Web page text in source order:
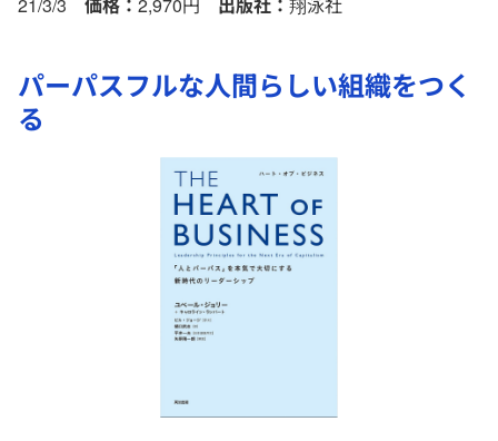
パーパスフルな人間らしい組織をつく
る